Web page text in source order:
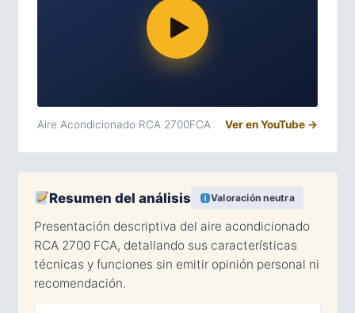
Aire Acondicionado RCA 2700FCA Ver en YouTube →
Resumen del análisis Valoración neutra
Presentación descriptiva del aire acondicionado
RCA 2700 FCA, detallando sus características
técnicas y funciones sin emitir opinión personal ni
recomendación.